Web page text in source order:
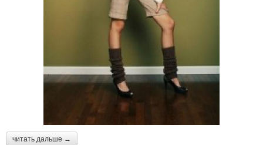
читать дальше →